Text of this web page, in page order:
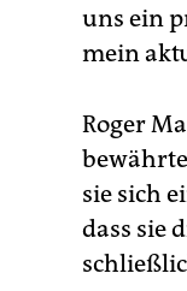
uns ein
mein
Roger
sie sich
dass sie